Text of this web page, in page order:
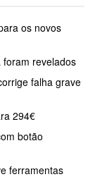
os novos
foram revelados
falha grave
294€
botão
ferramentas